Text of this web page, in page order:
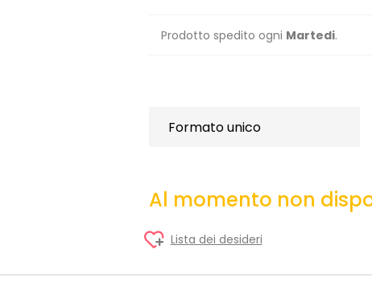
Prodotto spedito ogni Martedi.
Formato unico
Al momento non
Lista dei desideri